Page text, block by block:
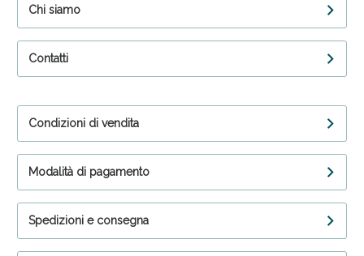
Chi siamo
Contatti
Condizioni di vendita
Modalità di pagamento
Spedizioni e consegna